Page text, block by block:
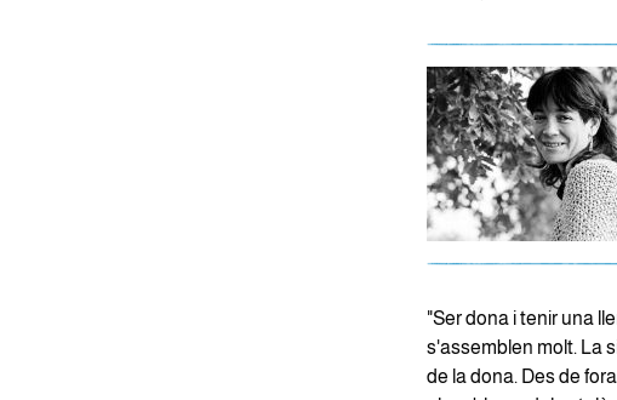
"Ser dona i tenir una
s'assemblen molt. La
de la dona. Des de